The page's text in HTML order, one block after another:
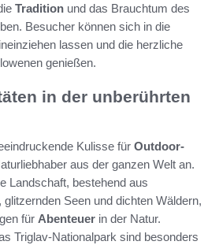
Tradition und das Brauchtum des
Besucher können sich in die
lassen und die herzliche
genießen.
in der unberührten
Kulisse für Outdoor-
aus der ganzen Welt an.
Landschaft, bestehend aus
Seen und dichten Wäldern,
für Abenteuer in der Natur.
Triglav-Nationalpark sind besonders